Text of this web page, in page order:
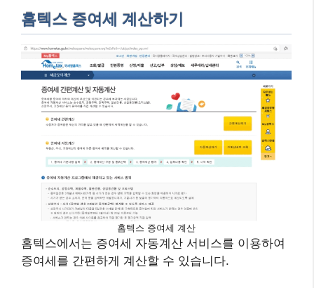
홈텍스 증여세 계산하기
홈텍스 증여세 계산
홈텍스에서는 증여세 자동계산 서비스를 이용하여
증여세를 간편하게 계산할 수 있습니다.